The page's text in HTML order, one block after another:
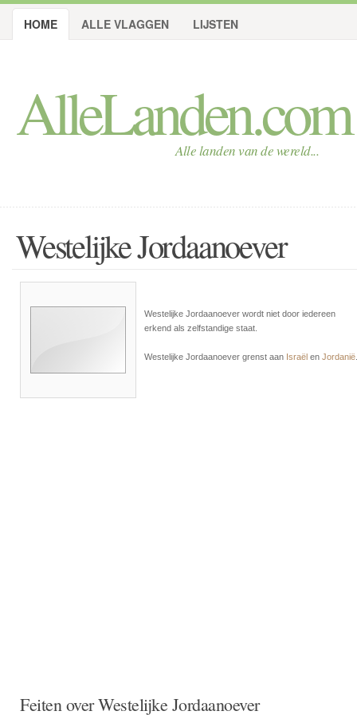
AlleLanden.com
Alle landen van de wereld...
HOME ALLE VLAGGEN LIJSTEN
Westelijke Jordaanoever
Westelijke Jordaanoever wordt niet door iedereen
erkend als zelfstandige staat.
Westelijke Jordaanoever grenst aan Israël en Jordanië
Feiten over Westelijke Jordaanoever